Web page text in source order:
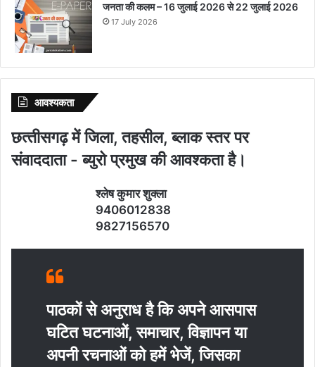
जनता की कलम – 16 जुलाई 2026 से 22 जुलाई 2026
17 July 2026
आवश्‍यकता
छत्‍तीसगढ़ में जिला, तहसील, ब्‍लाक स्‍तर पर
संवाददाता - ब्‍युरो प्रमुख की आवश्‍कता है।
श्‍लेष कुमार शुक्‍ला
9406012838
9827156570
पाठकों से अनुराध है कि अपने आसपास
घटित घटनाओं, समाचार, विज्ञापन या
अपनी रचनाओं को हमें भेजें, जिसका